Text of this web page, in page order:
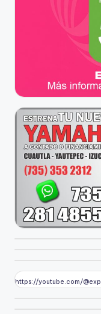
https://youtube.com/